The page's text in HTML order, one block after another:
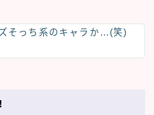
そっち系のキャラか…(笑)